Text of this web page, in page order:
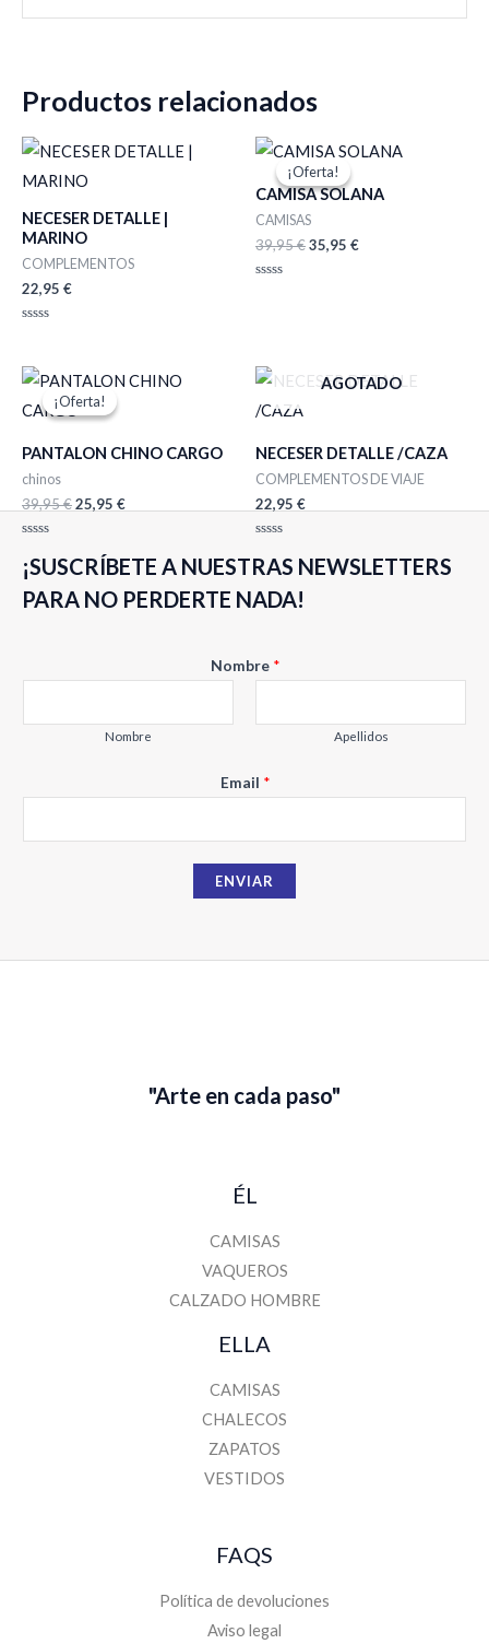
Productos relacionados
NECESER DETALLE |
MARINO
COMPLEMENTOS
22,95 €
de
5
¡Oferta!
¡Oferta!
CAMISA SOLANA
CAMISAS
39,95€
El
precio
original
era:
39,95 €.
35,95 €
El
precio
es:
¡Oferta!
¡Oferta!
PANTALON CHINO CARGO
chinos
39,95€
El
precio
original
39,95 €.
25,95 €
El
precio
25,95 €.
con
0
5
AGOTADO
NECESER DETALLE /CAZA
COMPLEMENTOS DE VIAJE
22,95 €
con
0
5
¡SUSCRÍBETE A NUESTRAS NEWSLETTERS
PARA NO PERDERTE NADA!
Nombre *
Nombre Apellidos
o
r
m
Email *
ENVIAR
"Arte en cada paso"
ÉL
CAMISAS
VAQUEROS
CALZADO HOMBRE
ELLA
CAMISAS
CHALECOS
ZAPATOS
VESTIDOS
FAQS
Política de devoluciones
Aviso legal